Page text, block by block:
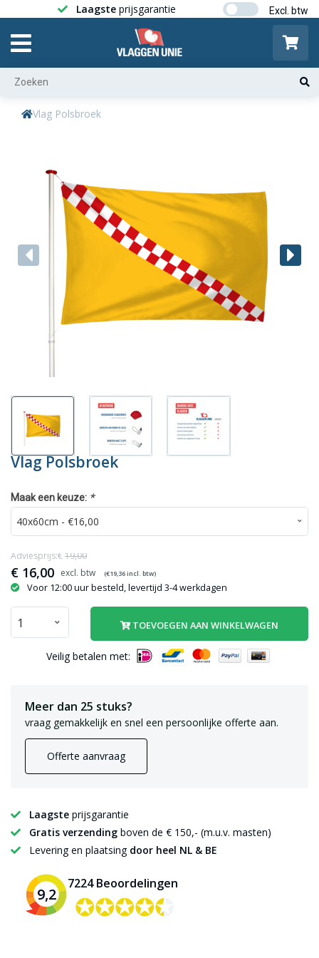
Laagste prijsgarantie Gratis
Vlag Polsbroek
Vlag Polsbroek
Maak een keuze: *
€ 16,00 (€19,36incl. btw)
Adviesprijs:€ 19,00
Voor 12:00 uur besteld, levertijd 3-4 werkdagen
TOEVOEGEN AAN WINKELWAGEN
Veilig betalen met:
Meer dan 25 stuks?
vraag gemakkelijk en snel een persoonlijke offerte aan.
Offerte aanvraag
Laagste prijsgarantie
Gratis verzending boven de € 150,- (m.u.v. masten)
Levering en plaatsing door heel NL & BE
9,2
7224 Beoordelingen
✪✪✪✪✪
✪✪✪✪✪